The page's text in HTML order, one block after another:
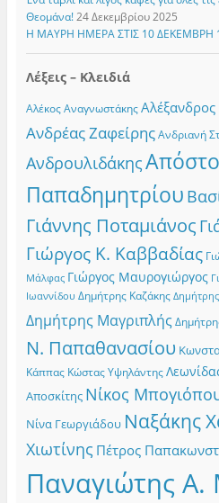
Θεομάνα! 24 Δεκεμβρίου 2025
Η ΜΑΥΡΗ ΗΜΕΡΑ ΣΤΙΣ 10 ΔΕΚΕΜΒΡΗ
Λέξεις – Κλειδιά
Αλέκος Αναγνωστάκης Αλέξανδρος
Ανδρέας Ζαφείρης Ανδριανή
Ανδρουλιδάκης
Παπαδημητρίου
Γιάννης Ποταμιάνος
Γιώργος Κ. Καββαδίας
Μάλφας Γιώργος Μαυρογιώργος
Ιωαννίδου Δημήτρης Καζάκης
Δημήτρης Μαγριπλής
Ν. Παπαθανασίου
Κάππας Κώστας Υψηλάντης
Αποσκίτης Νίκος
Νίνα Γεωργιάδου Ναξάκης
Χιωτίνης Πέτρος
Παναγιώτης